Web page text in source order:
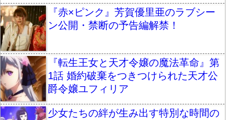
『赤×ピンク』芳賀優里亜のラブシー
ン公開・禁断の予告編解禁！
『転生王女と天才令嬢の魔法革命』第
1話 婚約破棄をつきつけられた天才公
爵令嬢ユフィリア
少女たちの絆が生み出す特別な時間の